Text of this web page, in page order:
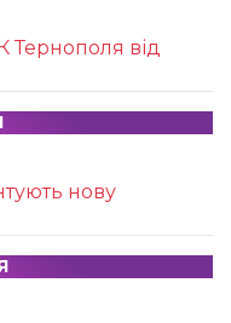
Тернополя від
нову